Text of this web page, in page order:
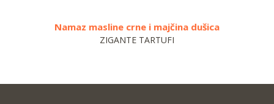
masline crne i majčina dušica
ZIGANTE TARTUFI